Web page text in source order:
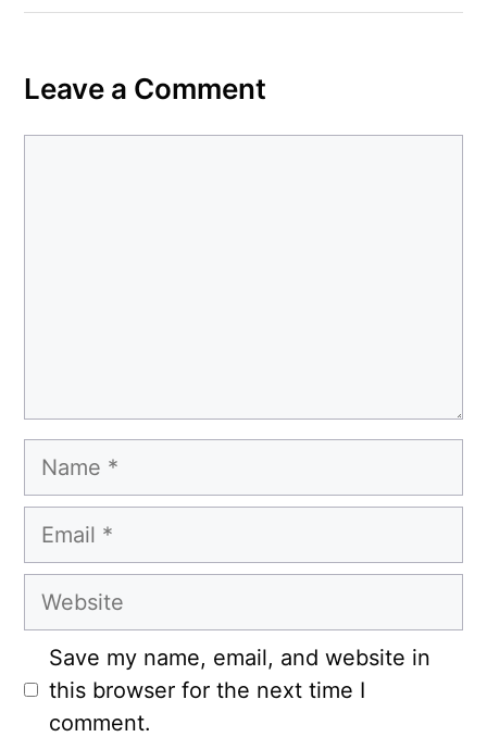
Leave a Comment
Name
Email
Website
Save my name, email, and website in
this browser for the next time I
comment.